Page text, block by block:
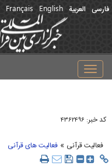
فارسی العربیة English
Français
Toggle
navigation
کد خبر: ۴۳۶۲۴۹۶
فعالیت قرآنی » فعالیت های قرآنی